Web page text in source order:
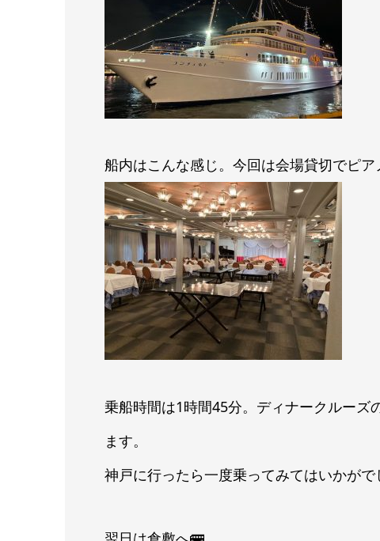
船内はこんな感じ。今回は会場貸切でピア
乗船時間は1時間45分。ディナークルーズ
ます。
神戸に行ったら一度乗ってみてはいかがで